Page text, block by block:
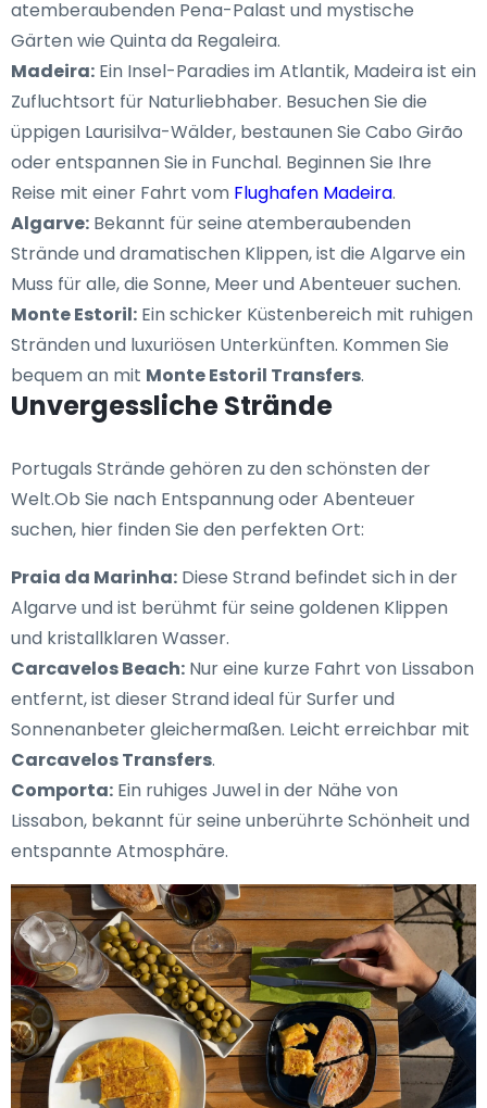
atemberaubenden Pena-Palast und mystische
Gärten wie Quinta da Regaleira.
Madeira: Ein Insel-Paradies im Atlantik, Madeira ist ein
Zufluchtsort für Naturliebhaber. Besuchen Sie die
üppigen Laurisilva-Wälder, bestaunen Sie Cabo Girão
oder entspannen Sie in Funchal. Beginnen Sie Ihre
Reise mit einer Fahrt vom Flughafen Madeira.
Algarve: Bekannt für seine atemberaubenden
Strände und dramatischen Klippen, ist die Algarve ein
Muss für alle, die Sonne, Meer und Abenteuer suchen.
Monte Estoril: Ein schicker Küstenbereich mit ruhigen
Stränden und luxuriösen Unterkünften. Kommen Sie
bequem an mit Monte Estoril Transfers.
Unvergessliche Strände
Portugals Strände gehören zu den schönsten der
Welt.Ob Sie nach Entspannung oder Abenteuer
suchen, hier finden Sie den perfekten Ort:
Praia da Marinha: Diese Strand befindet sich in der
Algarve und ist berühmt für seine goldenen Klippen
und kristallklaren Wasser.
Carcavelos Beach: Nur eine kurze Fahrt von Lissabon
entfernt, ist dieser Strand ideal für Surfer und
Sonnenanbeter gleichermaßen. Leicht erreichbar mit
Carcavelos Transfers.
Comporta: Ein ruhiges Juwel in der Nähe von
Lissabon, bekannt für seine unberührte Schönheit und
entspannte Atmosphäre.